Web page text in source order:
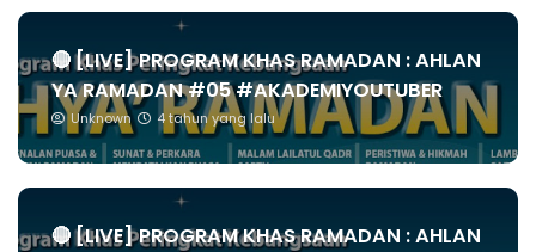
🔴 [LIVE] PROGRAM KHAS RAMADAN : AHLAN
YA RAMADAN #05 #AKADEMIYOUTUBER
Unknown 4 tahun yang lalu
🔴 [LIVE] PROGRAM KHAS RAMADAN : AHLAN